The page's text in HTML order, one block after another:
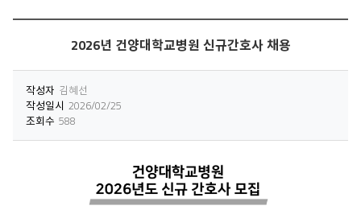
2026년 건양대학교병원 신규간호사 채용
작성자 김혜선
작성일시 2026/02/25
조회수 588